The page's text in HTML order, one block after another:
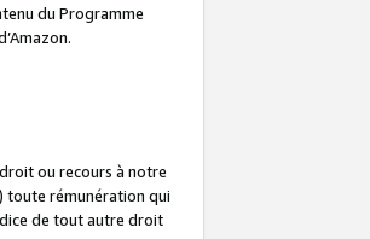
du Programme
ou recours à notre
toute rémunération qui
de tout autre droit